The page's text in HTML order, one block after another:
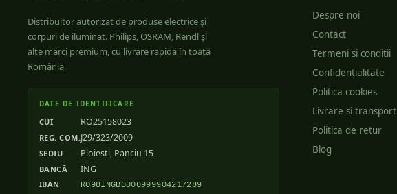
Distribuitor autorizat de produse electrice și
corpuri de iluminat. Philips, OSRAM, Rendl și
alte mărci premium, cu livrare rapidă în toată
România.
DATE DE IDENTIFICARE
CUI RO25158023
REG. COM.J29/323/2009
SEDIU Ploiesti, Panciu 15
BANCĂ ING
IBAN RO98INGB0000999904217289
Despre noi
Contact
Termeni si conditii
Confidentialitate
Politica cookies
Livrare si transport
Politica de retur
Blog